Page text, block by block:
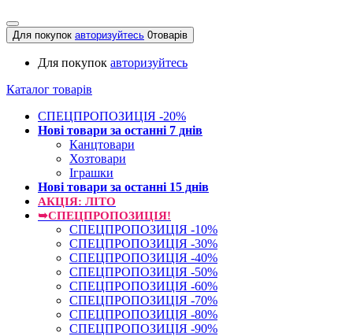
Для покупок авторизуйтесь 0товарів
Для покупок авторизуйтесь
Каталог товарів
СПЕЦПРОПОЗИЦІЯ -20%
Нові товари за останнi 7 днiв
Канцтовари
Хозтовари
Іграшки
Нові товари за останнi 15 днiв
АКЦІЯ: ЛІТО
➥СПЕЦПРОПОЗИЦІЯ!
СПЕЦПРОПОЗИЦІЯ -10%
СПЕЦПРОПОЗИЦІЯ -30%
СПЕЦПРОПОЗИЦІЯ -40%
СПЕЦПРОПОЗИЦІЯ -50%
СПЕЦПРОПОЗИЦІЯ -60%
СПЕЦПРОПОЗИЦІЯ -70%
СПЕЦПРОПОЗИЦІЯ -80%
СПЕЦПРОПОЗИЦІЯ -90%